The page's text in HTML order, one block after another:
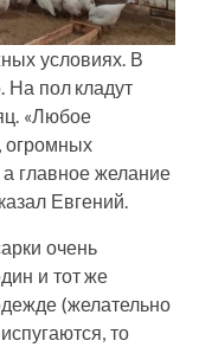
условиях. В
На пол кладут
«Любое
огромных
а главное желание
Евгений.
очень
и тот же
(желательно
то